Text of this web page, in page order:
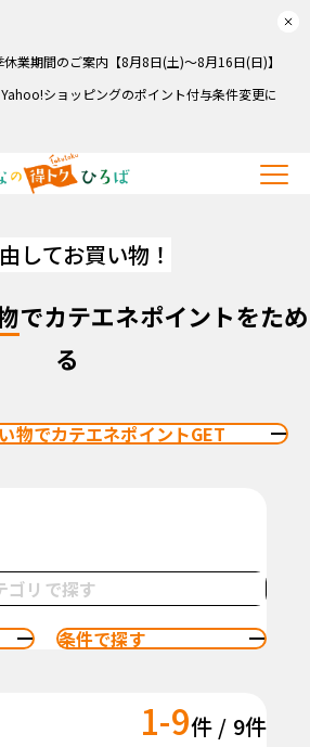
業期間のご案内【8月8日(土)～8月16日(日)】
Yahoo!ショッピングのポイント付与条件変更に
してお買い物！
でカテエネポイントをため
る
物でカテエネポイントGET
条件で探す
1-9件 / 9件